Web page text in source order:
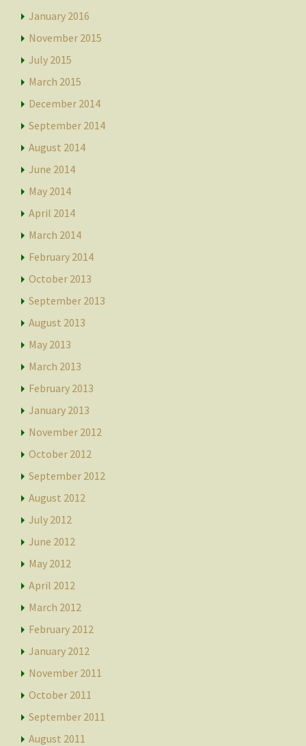
January 2016
November 2015
July 2015
March 2015
December 2014
September 2014
August 2014
June 2014
May 2014
April 2014
March 2014
February 2014
October 2013
September 2013
August 2013
May 2013
March 2013
February 2013
January 2013
November 2012
October 2012
September 2012
August 2012
July 2012
June 2012
May 2012
April 2012
March 2012
February 2012
January 2012
November 2011
October 2011
September 2011
August 2011